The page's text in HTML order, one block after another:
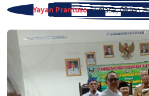
Yayan Prantoso - Selasa, 09 Jun